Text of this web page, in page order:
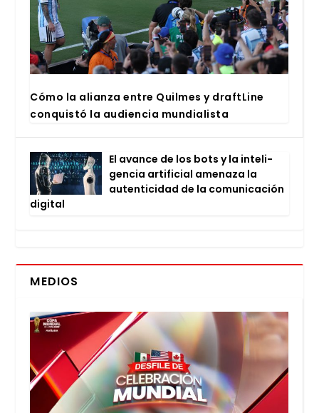
Cómo la alian­za entre Quil­mes y draftLi­ne
con­quis­tó la audien­cia mun­dia­lis­ta
El avan­ce de los bots y la inte­li­
gen­cia arti­fi­cial ame­na­za la
auten­ti­ci­dad de la comu­ni­ca­ción
digi­tal
MEDIOS